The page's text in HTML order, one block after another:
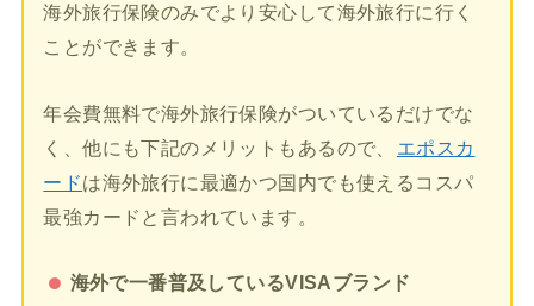
海外旅行保険のみでより安心して海外旅行に行く
ことができます。
年会費無料で海外旅行保険がついているだけでな
く、他にも下記のメリットもあるので、
エポスカ
ードは海外旅行に最適かつ国内でも使えるコスパ
最強カードと言われています。
海外で一番普及しているVISAブランド